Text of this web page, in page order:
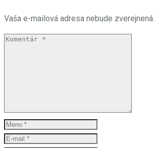
Vaša e-mailová adresa nebude zverejnená.